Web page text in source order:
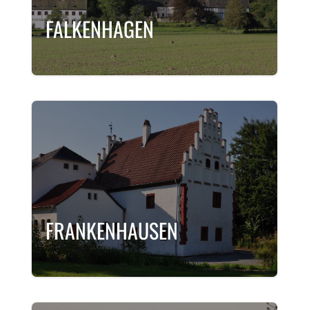
FALKENHAGEN
FRANKENHAUSEN